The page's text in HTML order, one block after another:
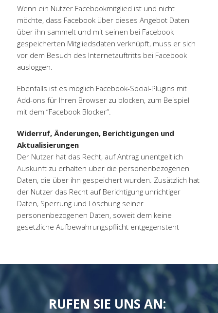
Wenn ein Nutzer Facebookmitglied ist und nicht
möchte, dass Facebook über dieses Angebot Daten
über ihn sammelt und mit seinen bei Facebook
gespeicherten Mitgliedsdaten verknüpft, muss er sich
vor dem Besuch des Internetauftritts bei Facebook
ausloggen.
Ebenfalls ist es möglich Facebook-Social-Plugins mit
Add-ons für Ihren Browser zu blocken, zum Beispiel
mit dem “Facebook Blocker“.
Widerruf, Änderungen, Berichtigungen und
Aktualisierungen
Der Nutzer hat das Recht, auf Antrag unentgeltlich
Auskunft zu erhalten über die personenbezogenen
Daten, die über ihn gespeichert wurden. Zusätzlich hat
der Nutzer das Recht auf Berichtigung unrichtiger
Daten, Sperrung und Löschung seiner
personenbezogenen Daten, soweit dem keine
gesetzliche Aufbewahrungspflicht entgegensteht
RUFEN SIE UNS AN: